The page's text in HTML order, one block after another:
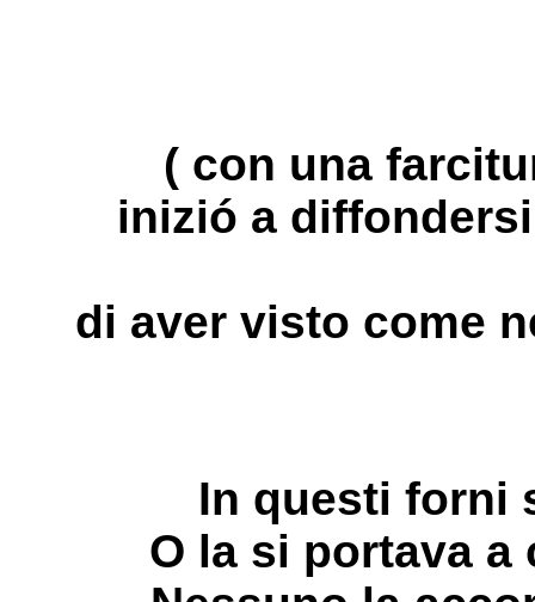
( con una
inizió a
di aver visto come
In questi forni
O la si portava a